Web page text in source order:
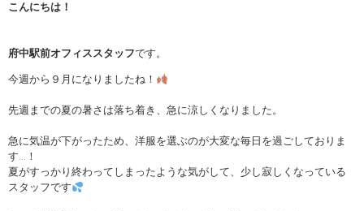
こんにちは！
府中駅前オフィススタッフです。
今週から９月になりましたね！
先週までの夏の暑さは落ち着き、急に涼しくなりました。
急に気温が下がったため、洋服を選ぶのが大変な毎日を過ごしておりま
す…！
夏がすっかり終わってしまったような気がして、少し寂しくなっている
スタッフです